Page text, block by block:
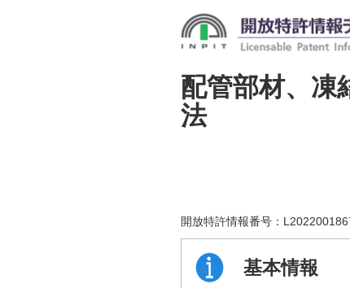
配管部材、凍
法
開放特許情報番号：
基本情報